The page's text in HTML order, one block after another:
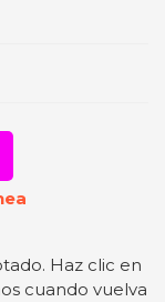
Haz clic en
cuando vuelva